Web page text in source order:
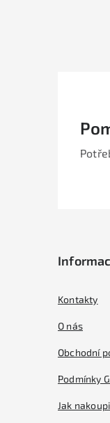
Kontakty
O nás
Obchodní
Podmínky
Jak